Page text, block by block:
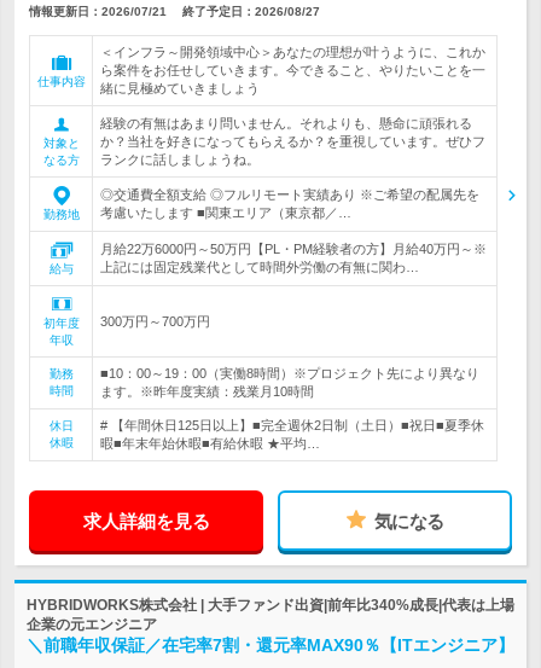
情報更新日：2026/07/21 終了予定日： 2026/08/27
仕事内容
＜インフラ～開発領域中心＞あなたの理想が叶うように、これか
ら案件をお任せしていきます。今できること、やりたいことを一
緒に見極めていきましょう
対象と
なる方
経験の有無はあまり問いません。それよりも、懸命に頑張れる
か？当社を好きになってもらえるか？を重視しています。ぜひフ
ランクに話しましょうね。
勤務地
◎交通費全額支給 ◎フルリモート実績あり ※ご希望の配属先を
考慮いたします ■関東エリア（東京都／…
給与
月給22万6000円～50万円【PL・PM経験者の方】月給40万円～※
上記には固定残業代として時間外労働の有無に関わ…
初年度
年収
300万円～700万円
勤務
時間
■10：00～19：00（実働8時間）※プロジェクト先により異なり
ます。※昨年度実績：残業月10時間
休日
休暇
# 【年間休日125日以上】■完全週休2日制（土日）■祝日■夏季休
暇■年末年始休暇■有給休暇 ★平均…
求人詳細を見る 気になる
HYBRIDWORKS株式会社 | 大手ファンド出資|前年比340%成長|代表は上場
企業の元エンジニア
＼前職年収保証／在宅率7割・還元率MAX90％【ITエンジニア】